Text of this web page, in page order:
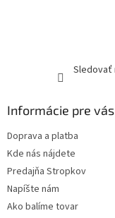
Sledovať
Informácie pre vás
Doprava a platba
Kde nás nájdete
Predajňa Stropkov
Napíšte nám
Ako balíme tovar